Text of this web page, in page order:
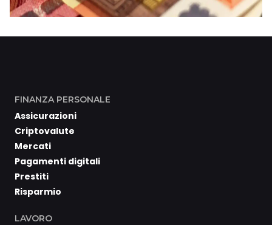
FINANZA PERSONALE
Assicurazioni
Criptovalute
Mercati
Pagamenti digitali
Prestiti
Risparmio
LAVORO